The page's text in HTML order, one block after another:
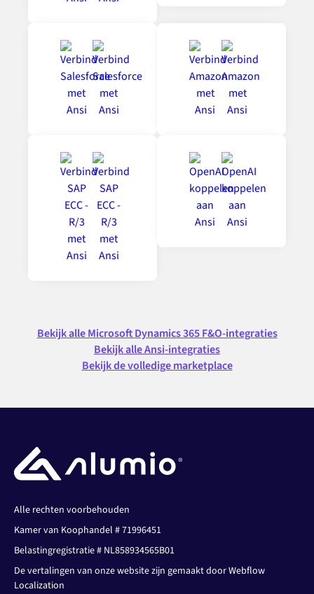
Bekijk alle Microsoft Dynamics 365 F&O-integraties
Bekijk alle Ansi-integraties
Bekijk de volledige marketplace
Alle rechten voorbehouden
Kamer van Koophandel # 71996451
Belastingregistratie # NL858934565B01
De vertalingen van onze website zijn gemaakt door Webflow
Localization